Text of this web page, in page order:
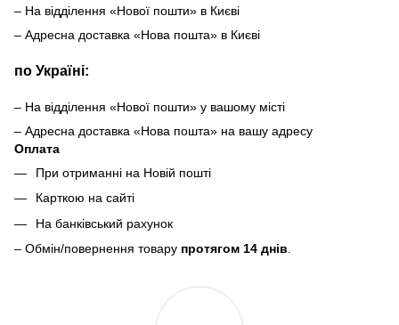
– На відділення «Нової пошти» в Києві
– Адресна доставка «Нова пошта» в Києві
по Україні:
– На відділення «Нової пошти» у вашому місті
– Адресна доставка «Нова пошта» на вашу адресу
Оплата
При отриманні на Новій пошті
Карткою на сайті
На банківський рахунок
– Обмін/повернення товару протягом 14 днів